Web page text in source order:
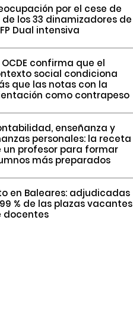
por el cese de
de los 33 dinamizadores de
Dual intensiva
OCDE confirma que el
social condiciona
que las notas con la
como contrapeso
enseñanza y
personales: la receta
un profesor para formar
más preparados
en Baleares: adjudicadas
% de las plazas vacantes
docentes